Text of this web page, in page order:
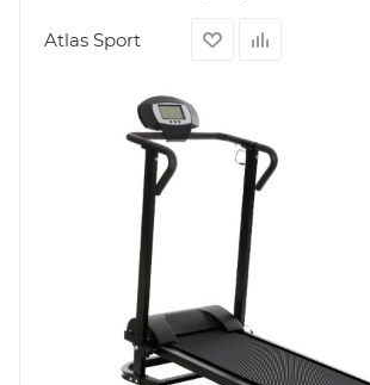
Atlas Sport